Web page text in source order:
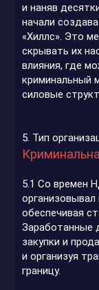
и наняв
начали
«Хиллс». Это
скрывать их
влияния, где
криминальный
силовые
5. Тип
5.1 Со времен
организовывал
обеспечивая
Заработанные
закупки и
и организуя
границу.